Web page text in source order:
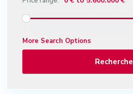
More Search Options
Recherche